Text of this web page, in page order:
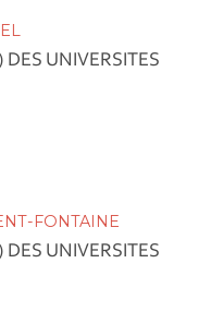
DES UNIVERSITES
FONTAINE
DES UNIVERSITES